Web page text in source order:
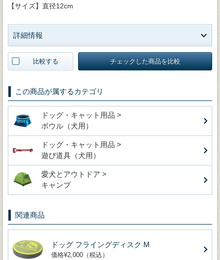
【サイズ】直径12cm
詳細情報
比較する チェックした商品を比較
この商品が属するカテゴリ
ドッグ・キャット用品 >
ボウル（犬用）
ドッグ・キャット用品 >
遊び道具（犬用）
愛犬とアウトドア >
キャンプ
関連商品
ドッグ フライングディスク M
価格¥2,000（税込）